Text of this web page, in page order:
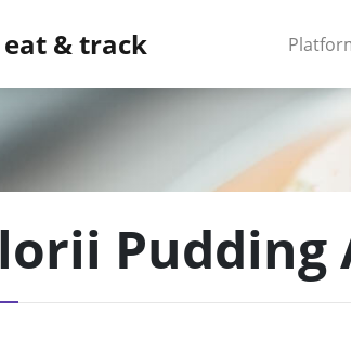
eat & track
Pudding